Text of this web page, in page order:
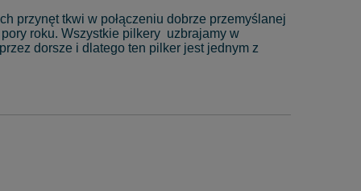
przynęt tkwi w połączeniu dobrze przemyślanej
roku. Wszystkie pilkery uzbrajamy w
dorsze i dlatego ten pilker jest jednym z